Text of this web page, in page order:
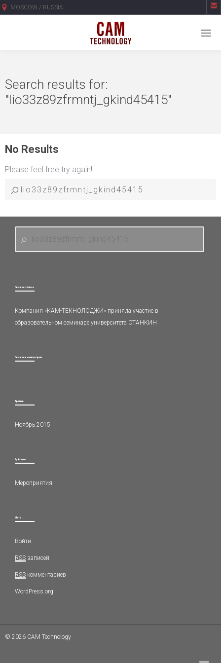
MOSCOW / RUSSIA 
Search results for:
"lio33z89zfrmntj_gkind45415"
No Results
Please feel free try again!
Свежие записи
Компания «КАМ-ТЕКНОЛОДЖИ» приняла участие в
образовательном семинаре университета СТАНКИН
Свежие комментарии
Архивы
Ноябрь 2015
Рубрики
Мероприятия
Мета
Войти
RSS записей
RSS комментариев
WordPress.org
© 2026 CAM Technology